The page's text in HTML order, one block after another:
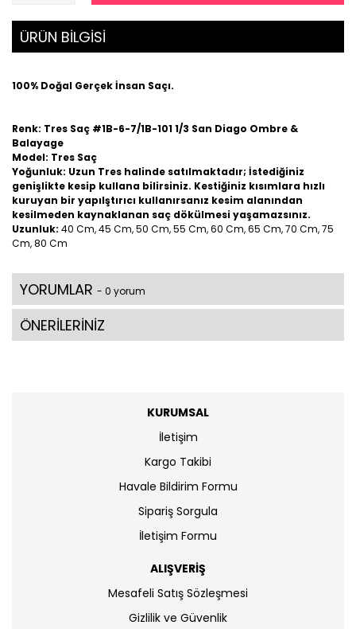
ÜRÜN BİLGİSİ
100% Doğal Gerçek İnsan Saçı.
Renk: Tres Saç #1B-6-7/1B-101 1/3 San Diago Ombre &
Balayage
Model: Tres Saç
Yoğunluk: Uzun Tres halinde satılmaktadır; İstediğiniz
genişlikte kesip kullana bilirsiniz. Kestiğiniz kısımlara hızlı
kuruyan bir yapılştırıcı kullanırsanız kesim alanından
kesilmeden kaynaklanan saç dökülmesi yaşamazsınız.
Uzunluk: 40 Cm, 45 Cm, 50 Cm, 55 Cm, 60 Cm, 65 Cm, 70 Cm, 75
Cm, 80 Cm
YORUMLAR - 0 yorum
ÖNERİLERİNİZ
KURUMSAL
İletişim
Kargo Takibi
Havale Bildirim Formu
Sipariş Sorgula
İletişim Formu
ALIŞVERİŞ
Mesafeli Satış Sözleşmesi
Gizlilik ve Güvenlik